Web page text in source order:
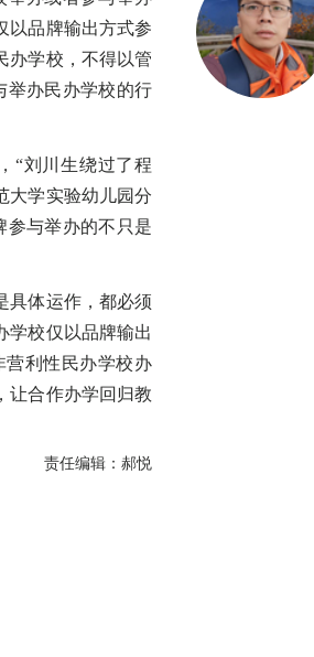
以品牌输出方式参
办学校，不得以管
举办民办学校的行
“刘川生绕过了程
大学实验幼儿园分
参与举办的不只是
体运作，都必须
学校仅以品牌输出
营利性民办学校办
让合作办学回归教
责任编辑：郝悦